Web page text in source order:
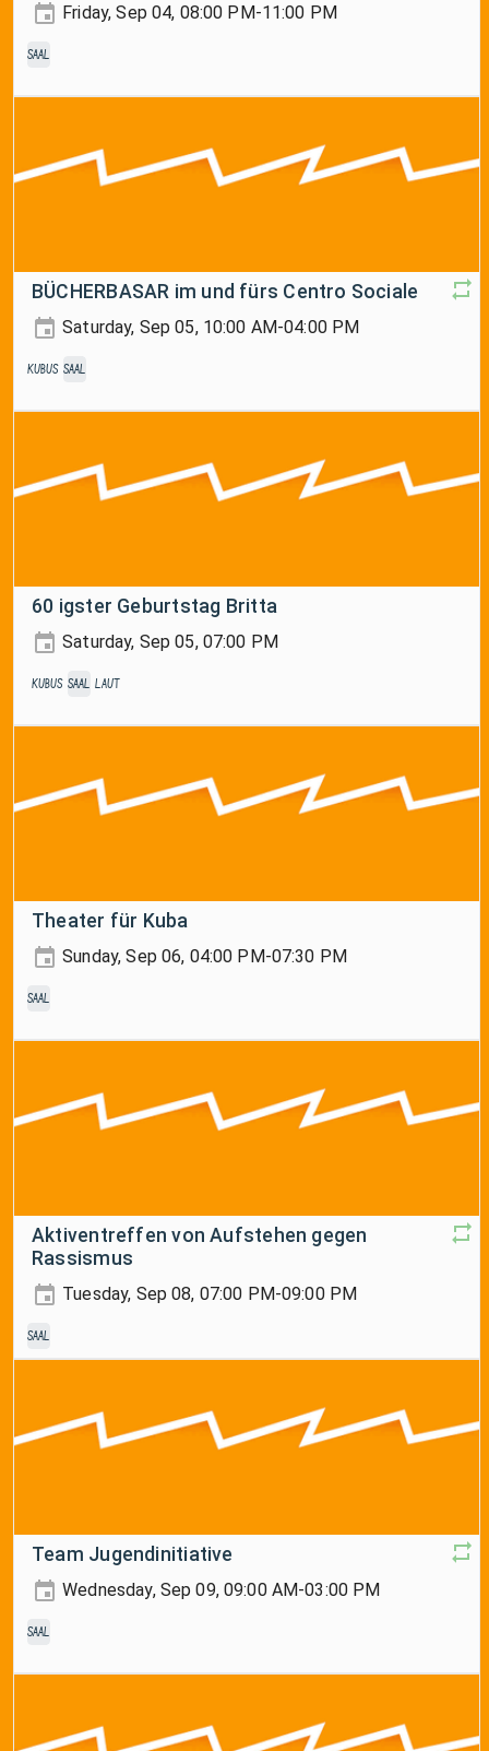
Friday, Sep 04, 08:00 PM-11:00 PM
Saal
BÜCHERBASAR im und fürs Centro Sociale
Saturday, Sep 05, 10:00 AM-04:00 PM
Kubus Saal
60 igster Geburtstag Britta
Saturday, Sep 05, 07:00 PM
Kubus Saal laut
Theater für Kuba
Sunday, Sep 06, 04:00 PM-07:30 PM
Saal
Aktiventreffen von Aufstehen gegen
Rassismus
Tuesday, Sep 08, 07:00 PM-09:00 PM
Saal
Team Jugendinitiative
Wednesday, Sep 09, 09:00 AM-03:00 PM
Saal